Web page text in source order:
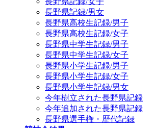
長野県記録/男女
長野県高校生記録/男子
長野県高校生記録/女子
長野県中学生記録/男子
長野県中学生記録/女子
長野県小学生記録/男子
長野県小学生記録/女子
長野県小学生記録/男女
今年樹立された長野県記録
今年追加された長野県記録
長野県選手権・歴代記録